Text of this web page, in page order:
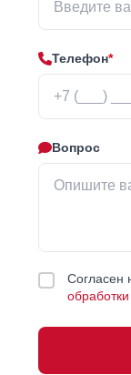
Телефон*
Вопрос
Согласен